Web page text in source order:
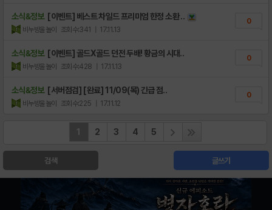
소식&정보 [이벤트] 베스트 차일드 프리미엄 한정 소환 ..
비누방울놀이 조회수:341 | 17.11.13
0
소식&정보 [이벤트] 골드X골드 던전 두배! 황금의 시대..
비누방울놀이 조회수:428 | 17.11.13
0
소식&정보 [서버점검] [완료] 11/09(목) 긴급 점..
비누방울놀이 조회수:225 | 17.11.12
0
1 2 3 4 5
검색 글쓰기